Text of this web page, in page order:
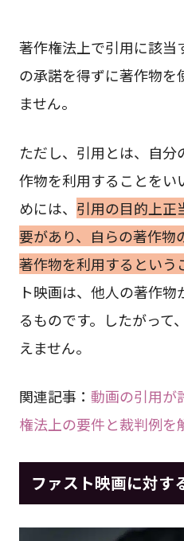
著作権法上で引用に該当
の承諾を得ずに著作物を
ません。
ただし、引用とは、自
作物を利用することをい
めには、 引用の目的上正
要があり、自らの著作物
著作物を利用するという
ト映画は、他人の著作
るものです。したがって
えません。
関連記事： 動画の引用が
権法上の要件と裁判例を
ファスト映画に対す